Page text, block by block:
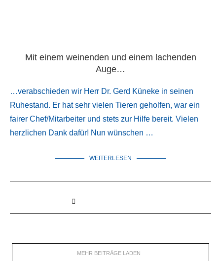
Mit einem weinenden und einem lachenden
Auge…
…verabschieden wir Herr Dr. Gerd Küneke in seinen
Ruhestand. Er hat sehr vielen Tieren geholfen, war ein
fairer Chef/Mitarbeiter und stets zur Hilfe bereit. Vielen
herzlichen Dank dafür! Nun wünschen …
WEITERLESEN
MEHR BEITRÄGE LADEN